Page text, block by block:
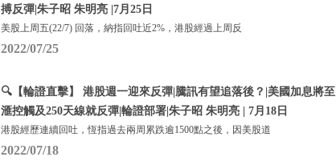
搏反彈|朱子昭 朱明亮 |7月25日
美股上周五(22/7) 回落，納指回吐近2%，港股經過上周反
2022/07/25
🔍【輪證直擊】 港股週一迎來反彈|騰訊有望追落後？|美國加息將至
滙控觸及250天線就反彈|輪證部署|朱子昭 朱明亮 | 7月18日
港股經歷連續回吐，恆指過去兩周累跌逾1500點之後，因美股道
2022/07/18